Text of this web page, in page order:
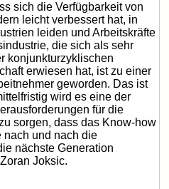
sich die Verfügbarkeit von
leicht verbessert hat, in
leiden und Arbeitskräfte
die sich als sehr
konjunkturzyklischen
erwiesen hat, ist zu einer
geworden. Das ist
wird es eine der
für die
sorgen, dass das Know-how
nach und nach die
nächste Generation
Joksic.